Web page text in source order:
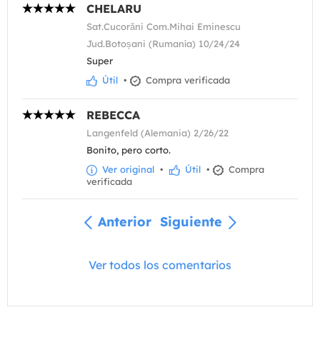
CHELARU
Sat.Cucorăni Com.Mihai Eminescu
Jud.Botoșani (Rumanía) 10/24/24
Super
Útil • Compra verificada
REBECCA
Langenfeld (Alemania) 2/26/22
Bonito, pero corto.
Ver original • Útil •
Compra
verificada
Anterior Siguiente
Ver todos los comentarios